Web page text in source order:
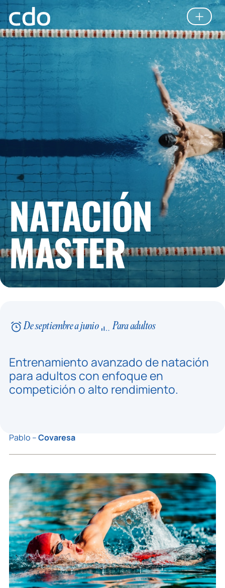
NATACIÓN
MASTER
De septiembre a junio Para adultos
Entrenamiento avanzado de natación
para adultos con enfoque en
competición o alto rendimiento.
Pablo –Covaresa